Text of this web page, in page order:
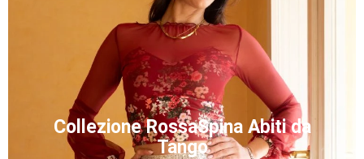
Collezione RossaSpina Abiti da
Tango